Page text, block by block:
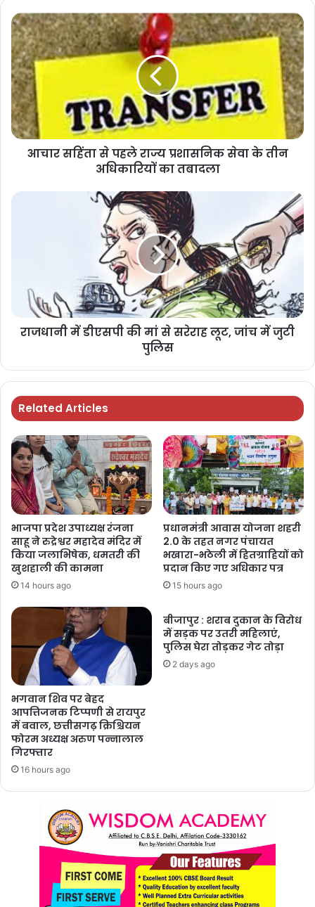
आचार सहिंता से पहले राज्य प्रशासनिक सेवा के तीन
अधिकारियों का तबादला
राजधानी में डीएसपी की मां से सरेराह लूट, जांच में जुटी
पुलिस
Related Articles
भाजपा प्रदेश उपाध्यक्ष रंजना
साहू ने रुद्रेश्वर महादेव मंदिर में
किया जलाभिषेक, धमतरी की
खुशहाली की कामना
14 hours ago
प्रधानमंत्री आवास योजना शहरी
2.0 के तहत नगर पंचायत
भखारा-भठेली में हितग्राहियों को
प्रदान किए गए अधिकार पत्र
15 hours ago
भगवान शिव पर बेहद
आपत्तिजनक टिप्पणी से रायपुर
में बवाल, छत्तीसगढ़ क्रिश्चियन
फोरम अध्यक्ष अरुण पन्नालाल
गिरफ्तार
16 hours ago
बीजापुर : शराब दुकान के विरोध
में सड़क पर उतरी महिलाएं,
पुलिस घेरा तोड़कर गेट तोड़ा
2 days ago